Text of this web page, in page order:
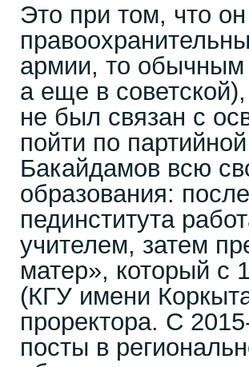
Это при том, что
армии, то обычным
а еще в
не был связан с
пойти по
Бакайдамов всю
образования:
пединститута
учителем, затем
матер», который с
(КГУ имени
проректора. С
посты в